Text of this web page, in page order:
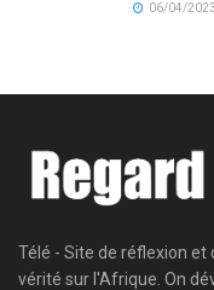
06/04/2023
Télé - Site de réflexion
vérité sur l'Afrique. On